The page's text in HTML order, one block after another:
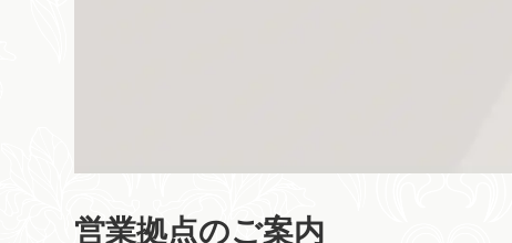
営業拠点のご案内